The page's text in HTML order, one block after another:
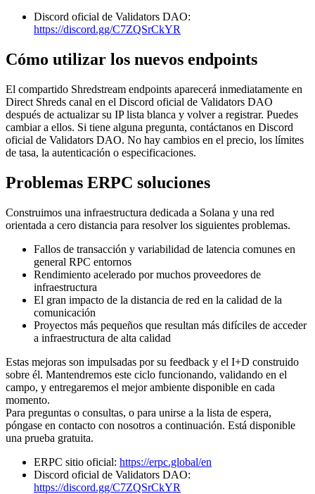
Discord oficial de Validators DAO:
https://discord.gg/C7ZQSrCkYR
Cómo utilizar los nuevos endpoints
El compartido Shredstream endpoints aparecerá inmediatamente en
Direct Shreds canal en el Discord oficial de Validators DAO
después de actualizar su IP lista blanca y volver a registrar. Puedes
cambiar a ellos. Si tiene alguna pregunta, contáctanos en Discord
oficial de Validators DAO. No hay cambios en el precio, los límites
de tasa, la autenticación o especificaciones.
Problemas ERPC soluciones
Construimos una infraestructura dedicada a Solana y una red
orientada a cero distancia para resolver los siguientes problemas.
Fallos de transacción y variabilidad de latencia comunes en
general RPC entornos
Rendimiento acelerado por muchos proveedores de
infraestructura
El gran impacto de la distancia de red en la calidad de la
comunicación
Proyectos más pequeños que resultan más difíciles de acceder
a infraestructura de alta calidad
Estas mejoras son impulsadas por su feedback y el I+D construido
sobre él. Mantendremos este ciclo funcionando, validando en el
campo, y entregaremos el mejor ambiente disponible en cada
momento.
Para preguntas o consultas, o para unirse a la lista de espera,
póngase en contacto con nosotros a continuación. Está disponible
una prueba gratuita.
ERPC sitio oficial: https://erpc.global/en
Discord oficial de Validators DAO:
https://discord.gg/C7ZQSrCkYR